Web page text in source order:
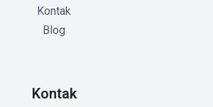
Kontak
Blog
Kontak